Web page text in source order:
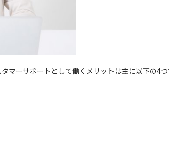
マーサポートとして働くメリットは主に以下の4